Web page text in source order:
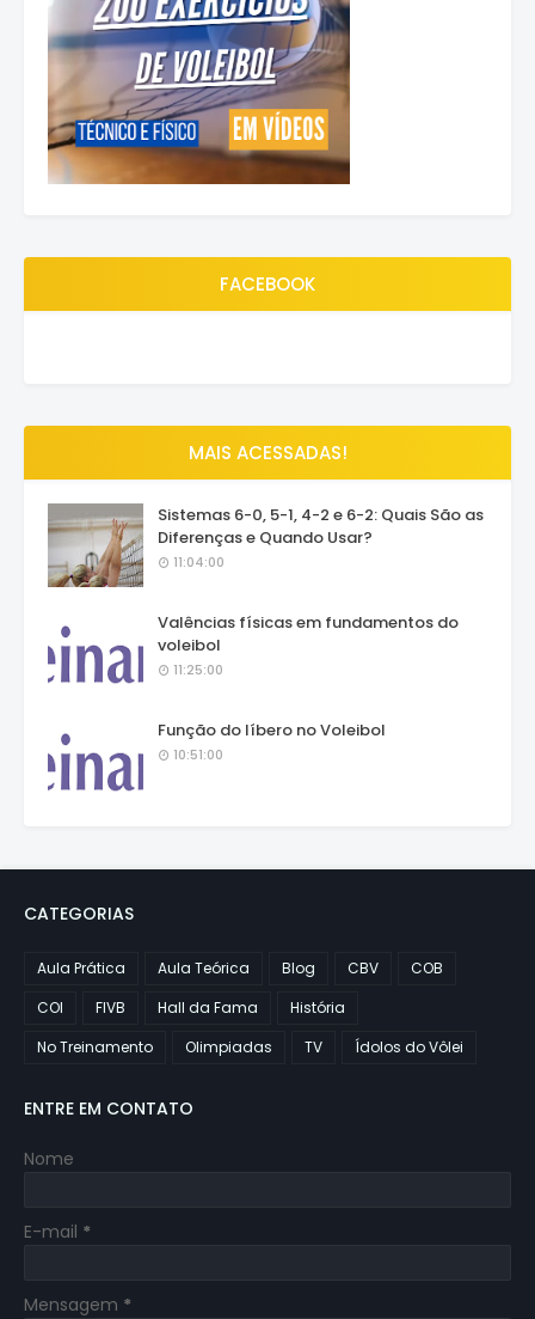
FACEBOOK
MAIS ACESSADAS!
Sistemas 6-0, 5-1, 4-2 e 6-2: Quais São as
Diferenças e Quando Usar?
11:04:00
Valências físicas em fundamentos do
voleibol
11:25:00
Função do líbero no Voleibol
10:51:00
CATEGORIAS
Aula Prática Aula Teórica Blog CBV
COB
COI
FIVB Hall da Fama
História
No Treinamento
Olimpiadas TV Ídolos do Vôlei
ENTRE EM CONTATO
Nome
E-mail *
Mensagem *